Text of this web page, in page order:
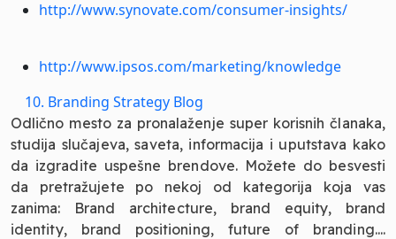
http://www.synovate.com/consumer-insights/
http://www.ipsos.com/marketing/knowledge
10. Branding Strategy Blog
Odlično mesto za pronalaženje super korisnih članaka,
studija slučajeva, saveta, informacija i uputstava kako
da izgradite uspešne brendove. Možete do besvesti
da pretražujete po nekoj od kategorija koja vas
zanima: Brand architecture, brand equity, brand
identity, brand positioning, future of branding....